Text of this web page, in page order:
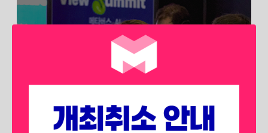
전 세계 벤처 캐피탈, 테크 리더들은
어떤 분야에 승부를 던지고 있을 까요?
생성형 AI를 넘어 에이전트 AI, 피지컬
AI 등
차후 시장에서 각광받을 확실한 미래를